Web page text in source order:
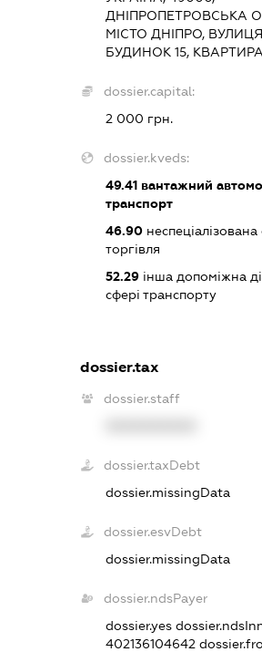
ДНІПРОПЕТРОВСЬКА
МІСТО ДНІПРО,
БУДИНОК 15, КВАРТИРА
dossier.capital:
2 000 грн.
dossier.kveds:
49.41вантажний
транспорт
46.90неспеціалізована
торгівля
52.29інша допоміжна
сфері транспорту
dossier.tax
dossier.staff
dossier.taxDebt
dossier.missingData
dossier.esvDebt
dossier.missingData
dossier.ndsPayer
dossier.yes
402136104642